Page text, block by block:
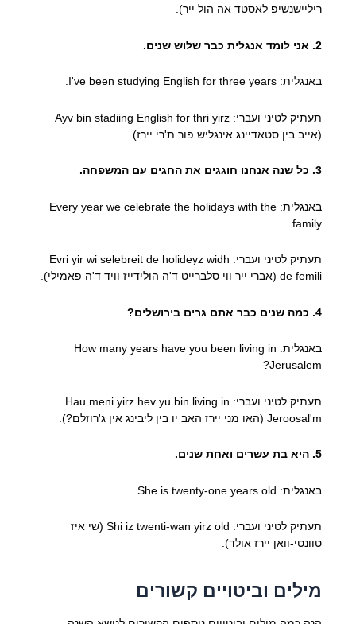
ריליישנשיפ לאסטד אה הול ייר).
2. אני לומד אנגלית כבר שלוש שנים.
באנגלית: I've been studying English for three years.
תעתיק לטיני ועברי: Ayv bin stadiing English for thri yirz
(אייב בין סטאדיינג אינגליש פור ת'רי יירז).
3. כל שנה אנחנו חוגגים את החגים עם המשפחה.
באנגלית: Every year we celebrate the holidays with the
family.
תעתיק לטיני ועברי: Evri yir wi selebreit de holideyz widh
de femili (אברי ייר ווי סלברייט ד'ה הולידייז וויד ד'ה פאמילי).
4. כמה שנים כבר אתם גרים בירושלים?
באנגלית: How many years have you been living in
Jerusalem?
תעתיק לטיני ועברי: Hau meni yirz hev yu bin living in
Jeroosal'm (האו מני יירז האב יו בין ליבינג אין ג'רוזלם?).
5. היא בת עשרים ואחת שנים.
באנגלית: She is twenty-one years old.
תעתיק לטיני ועברי: Shi iz twenti-wan yirz old (שי איז
טוונטי-וואן יירז אולד).
מילים וביטויים קשורים